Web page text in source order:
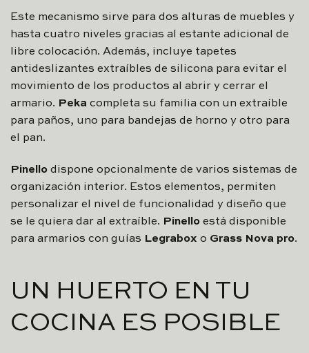
Este mecanismo sirve para dos alturas de muebles y
hasta cuatro niveles gracias al estante adicional de
libre colocación. Además, incluye tapetes
antideslizantes extraíbles de silicona para evitar el
movimiento de los productos al abrir y cerrar el
armario. Peka completa su familia con un extraíble
para paños, uno para bandejas de horno y otro para
el pan.
Pinello dispone opcionalmente de varios sistemas de
organización interior. Estos elementos, permiten
personalizar el nivel de funcionalidad y diseño que
se le quiera dar al extraíble. Pinello está disponible
para armarios con guías Legrabox o Grass Nova pro.
UN HUERTO EN TU
COCINA ES POSIBLE